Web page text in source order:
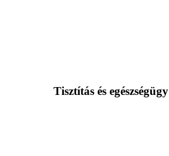
Tisztítás és egészségügy